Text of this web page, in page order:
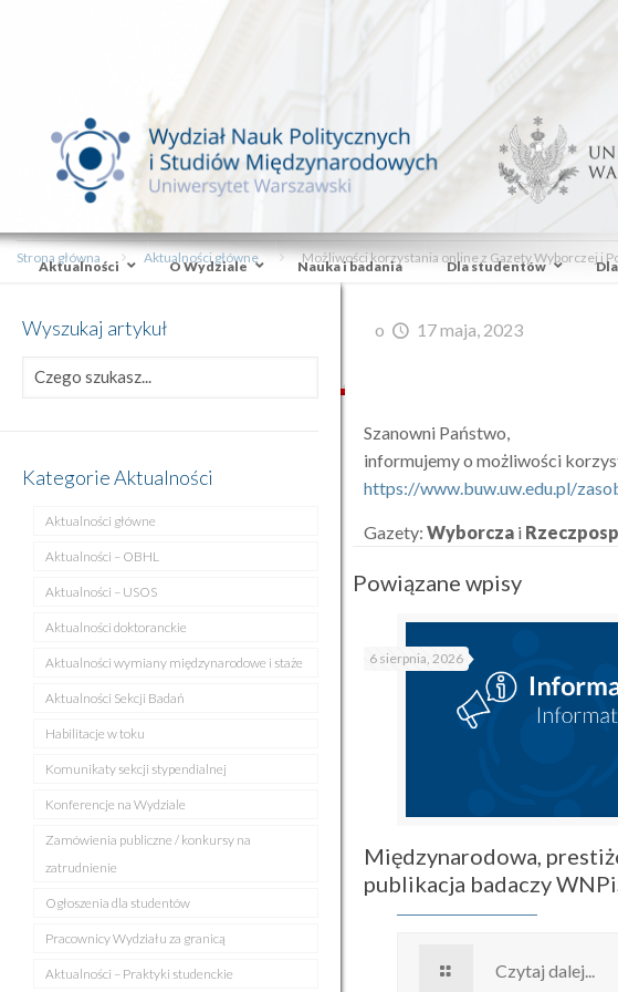
Aktualności O Wydziale Nauka i badania Dla studentów
Strona główna Aktualności główne Możliwości korzystania online z Gazety Wyborczej i
o 17 maja, 2023
Szanowni Państwo,
informujemy o możliwości
https://www.buw.uw.edu.pl/
Gazety:Wyborcza i
Powiązane wpisy
6 sierpnia, 2026
Międzynarodowa,
publikacja badaczy
Czytaj dalej...
Wyszukaj artykuł
Kategorie Aktualności
Aktualności główne
Aktualności – OBHL
Aktualności – USOS
Aktualności doktoranckie
Aktualności wymiany międzynarodowe i staże
Aktualności Sekcji Badań
Habilitacje w toku
Komunikaty sekcji stypendialnej
Konferencje na Wydziale
Zamówienia publiczne / konkursy na
zatrudnienie
Ogłoszenia dla studentów
Pracownicy Wydziału za granicą
Aktualności – Praktyki studenckie